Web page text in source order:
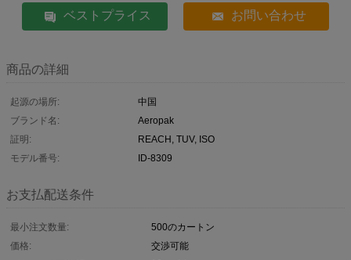
ベストプライス お問い合わせ
商品の詳細
起源の場所:
中国
ブランド名:
Aeropak
証明:
REACH, TUV, ISO
モデル番号:
ID-8309
お支払配送条件
最小注文数量:
500のカートン
価格:
交渉可能